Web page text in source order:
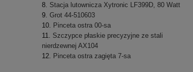
Stacja lutownicza Xytronic LF399D, 80 Watt
Grot 44-510603
Pinceta ostra 00-sa
Szczypce płaskie precyzyjne ze stali
nierdzewnej AX104
Pinceta ostra zagięta 7-sa